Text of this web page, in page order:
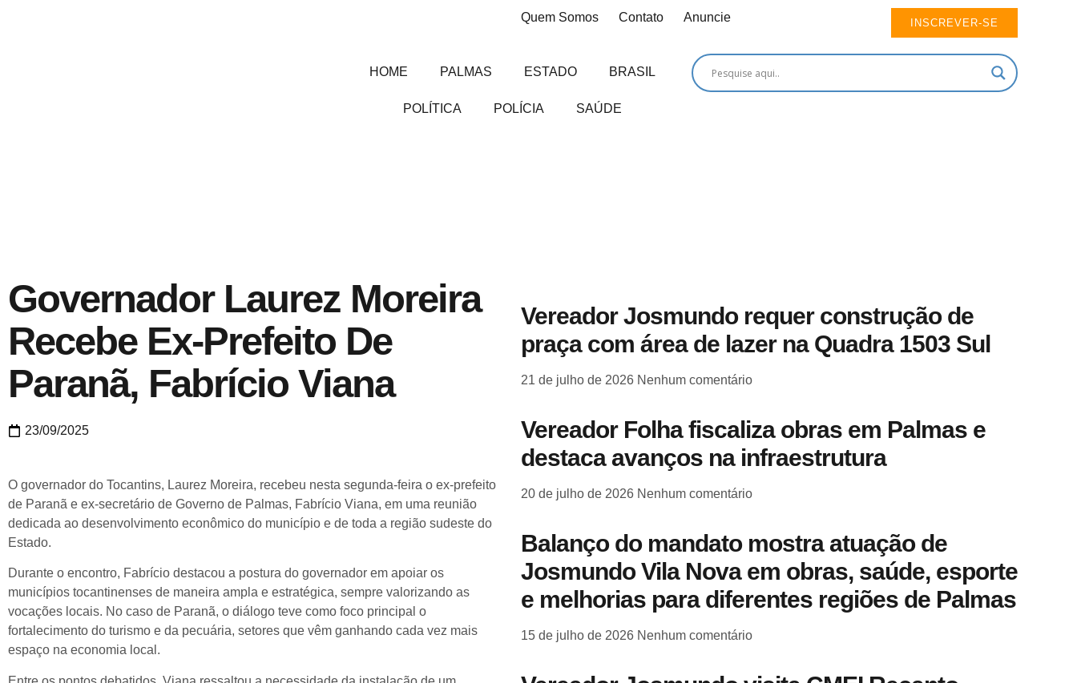
Quem Somos Contato Anuncie INSCREVER-SE
HOME PALMAS ESTADO BRASIL
POLÍTICA POLÍCIA SAÚDE
Governador Laurez Moreira
Recebe Ex-Prefeito De
Paranã, Fabrício Viana
23/09/2025
O governador do Tocantins, Laurez Moreira, recebeu nesta segunda-feira o ex-prefeito
de Paranã e ex-secretário de Governo de Palmas, Fabrício Viana, em uma reunião
dedicada ao desenvolvimento econômico do município e de toda a região sudeste do
Estado.
Durante o encontro, Fabrício destacou a postura do governador em apoiar os
municípios tocantinenses de maneira ampla e estratégica, sempre valorizando as
vocações locais. No caso de Paranã, o diálogo teve como foco principal o
fortalecimento do turismo e da pecuária, setores que vêm ganhando cada vez mais
espaço na economia local.
Vereador Josmundo requer construção de
praça com área de lazer na Quadra 1503 Sul
21 de julho de 2026 Nenhum comentário
Vereador Folha fiscaliza obras em Palmas e
destaca avanços na infraestrutura
20 de julho de 2026 Nenhum comentário
Balanço do mandato mostra atuação de
Josmundo Vila Nova em obras, saúde, esporte
e melhorias para diferentes regiões de Palmas
15 de julho de 2026 Nenhum comentário